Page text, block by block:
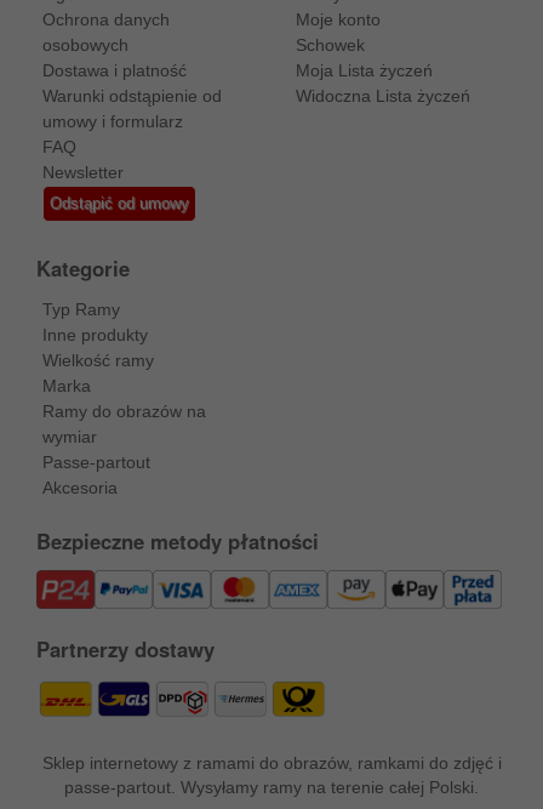
Ochrona danych
osobowych
Dostawa i platność
Warunki odstąpienie od
umowy i formularz
FAQ
Newsletter
Odstąpić od umowy
Moje konto
Schowek
Moja Lista życzeń
Widoczna Lista życzeń
Kategorie
Typ Ramy
Inne produkty
Wielkość ramy
Marka
Ramy do obrazów na
wymiar
Passe-partout
Akcesoria
Bezpieczne metody płatności
Partnerzy dostawy
Sklep internetowy z ramami do obrazów, ramkami do zdjęć i
passe-partout. Wysyłamy ramy na terenie całej Polski.